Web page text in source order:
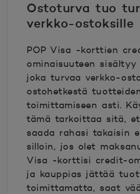
Ostoturva tuo
verkko-ostoksille
POP Visa -korttien
ominaisuuteen sisältyy
joka turvaa verkko-
ostohetkestä
toimittamiseen asti.
tämä tarkoittaa sitä,
saada rahasi takaisin
silloin, jos olet
Visa -korttisi credit-
ja kauppias jättää
toimittamatta, saat